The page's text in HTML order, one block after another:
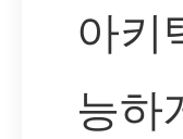
아키
능하